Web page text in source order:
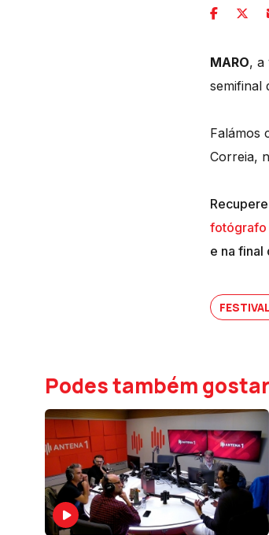
MARO, a
semifinal
Falámos
Correia,
fotógrafo
e na final
Podes também gostar